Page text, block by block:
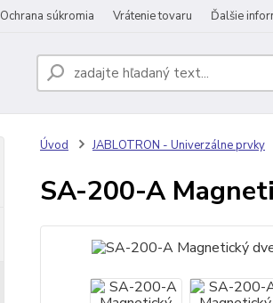
Ochrana súkromia Vrátenie tovaru Ďalšie
Úvod JABLOTRON - Univerzálne prvky
SA-200-A